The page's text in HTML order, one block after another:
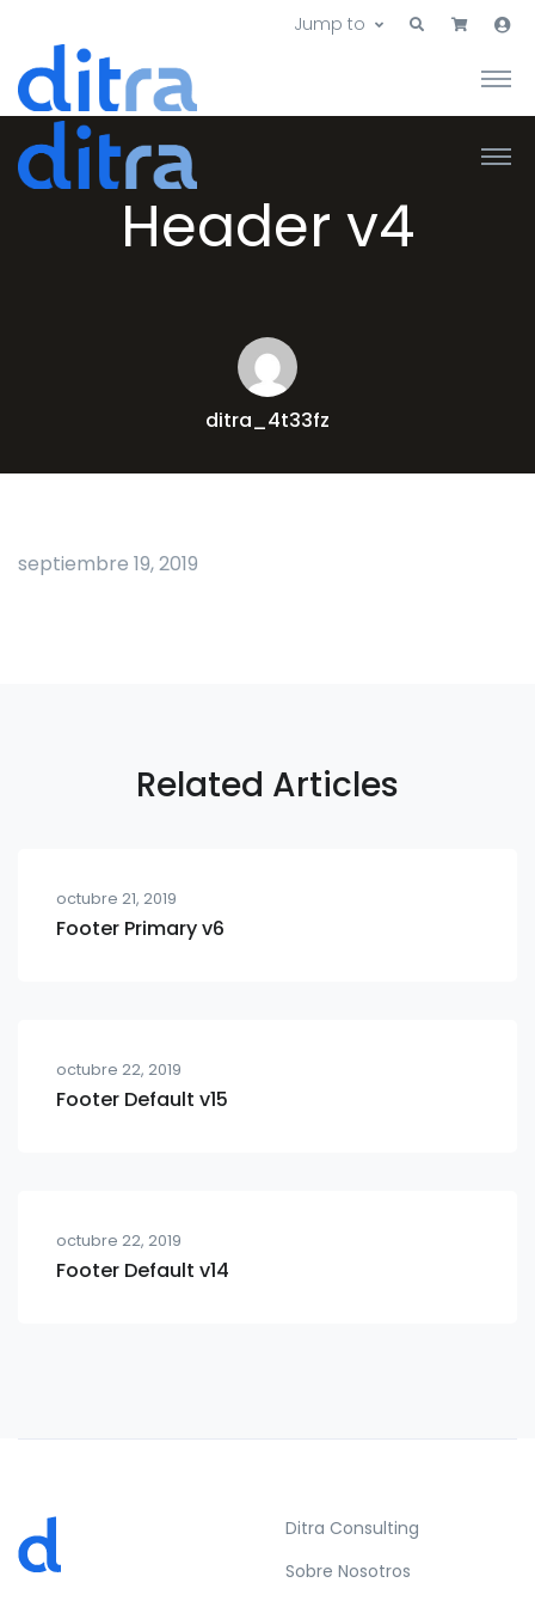
Jump to
Header v4
ditra_4t33fz
septiembre 19, 2019
Related Articles
octubre 21, 2019
Footer Primary v6
octubre 22, 2019
Footer Default v15
octubre 22, 2019
Footer Default v14
Ditra Consulting
Sobre Nosotros